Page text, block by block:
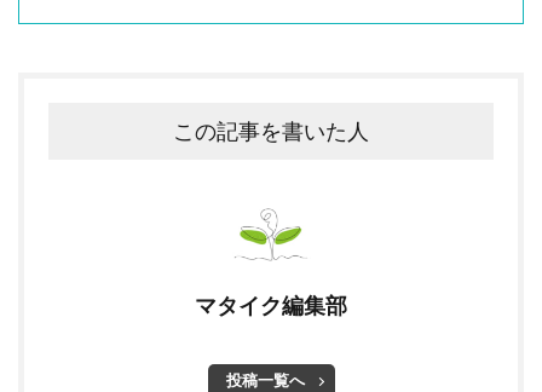
この記事を書いた人
マタイク編集部
投稿一覧へ